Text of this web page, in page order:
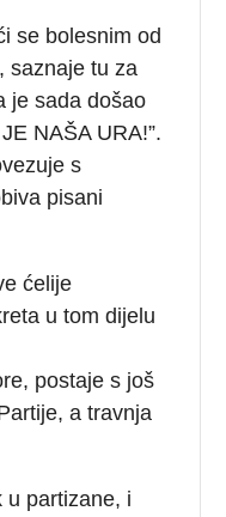
se bolesnim od
saznaje tu za
je sada došao
NAŠA URA!”.
s
pisani
ćelije
u tom dijelu
postaje s još
a travnja
u partizane, i